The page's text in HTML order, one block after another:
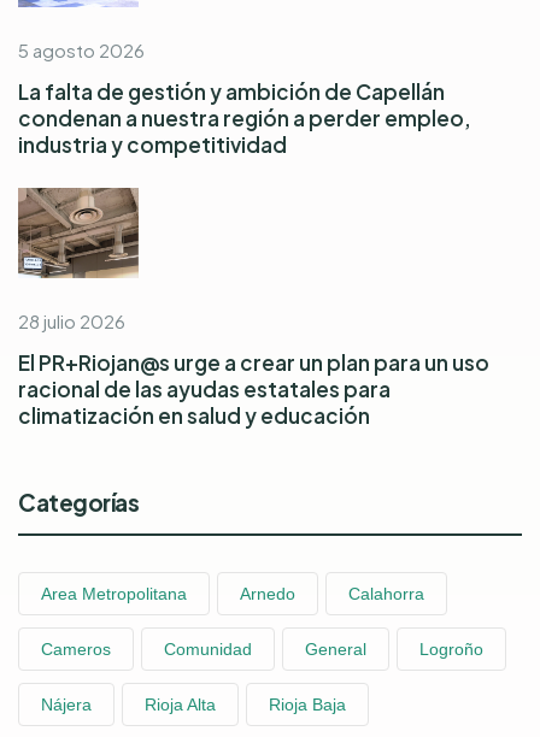
5 agosto 2026
La falta de gestión y ambición de Capellán
condenan a nuestra región a perder empleo,
industria y competitividad
28 julio 2026
El PR+Riojan@s urge a crear un plan para un uso
racional de las ayudas estatales para
climatización en salud y educación
Categorías
Area Metropolitana Arnedo Calahorra
Cameros Comunidad General Logroño
Nájera Rioja Alta Rioja Baja